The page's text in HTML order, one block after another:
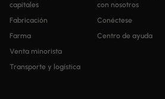
capitales
Fabricación
Farma
Venta minorista
Transporte y logística
con nosotros
Conéctese
Centro de ayuda